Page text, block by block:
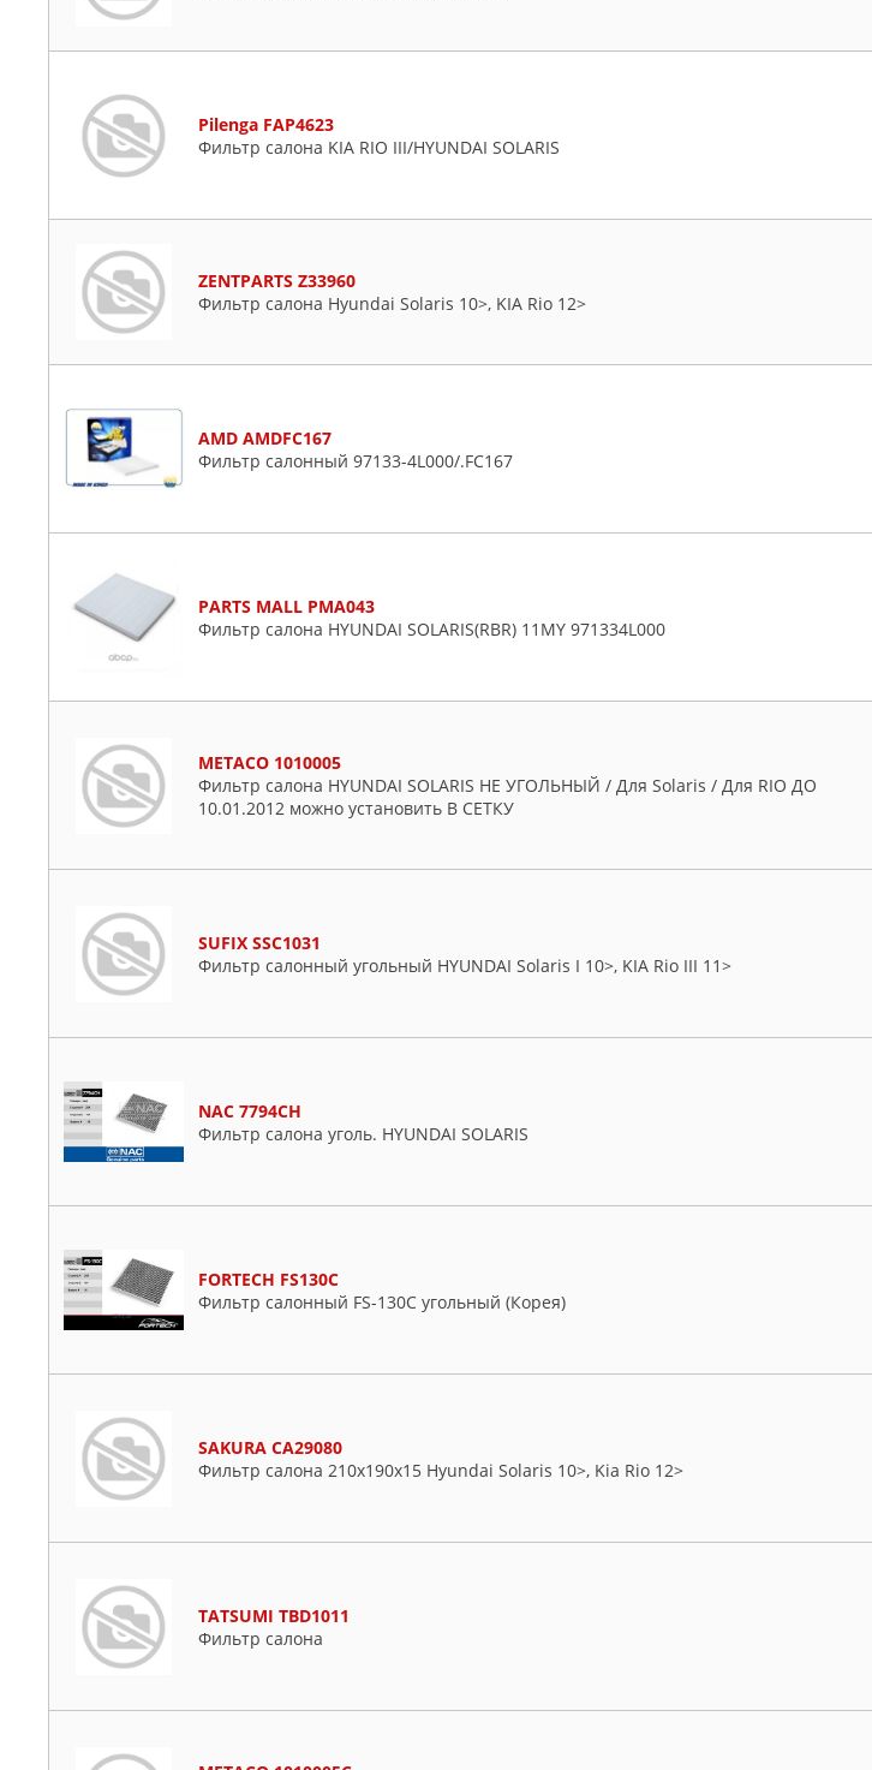
Pilenga FAP4623
Фильтр салона KIA RIO III/HYUNDAI SOLARIS
ZENTPARTS Z33960
Фильтр салона Hyundai Solaris 10>, KIA Rio 12>
AMD AMDFC167
Фильтр салонный 97133-4L000/.FC167
PARTS MALL PMA043
Фильтр салона HYUNDAI SOLARIS(RBR) 11MY 971334L000
METACO 1010005
Фильтр салона HYUNDAI SOLARIS НЕ УГОЛЬНЫЙ / Для Solaris / Для RIO ДО
10.01.2012 можно установить В СЕТКУ
SUFIX SSC1031
Фильтр салонный угольный HYUNDAI Solaris I 10>, KIA Rio III 11>
NAC 7794CH
Фильтр салона уголь. HYUNDAI SOLARIS
FORTECH FS130C
Фильтр салонный FS-130C угольный (Корея)
SAKURA CA29080
Фильтр салона 210x190x15 Hyundai Solaris 10>, Kia Rio 12>
TATSUMI TBD1011
Фильтр салона